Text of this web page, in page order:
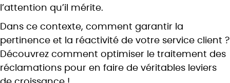
l’attention qu’il mérite.
Dans ce contexte, comment garantir la
pertinence et la réactivité de votre service client ?
Découvrez comment optimiser le traitement des
réclamations pour en faire de véritables leviers